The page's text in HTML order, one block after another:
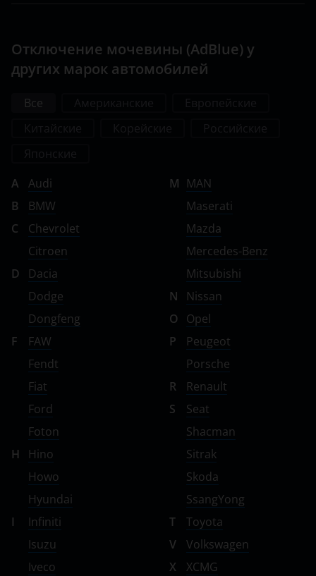
Отключение мочевины (AdBlue) у
других марок автомобилей
Все
A
Audi
B
BMW
C
Chevrolet
Citroen
D
Dacia
Dodge
Dongfeng
F
FAW
Fendt
Fiat
Ford
Foton
H
Hino
Howo
Hyundai
I
Infiniti
Isuzu
Iveco
M MAN
Maserati
Mazda
Mercedes-Benz
Mitsubishi
N
Nissan
O
Opel
P
Peugeot
Porsche
R
Renault
S
Seat
Shacman
Sitrak
Skoda
SsangYong
T
Toyota
V
Volkswagen
X
XCMG